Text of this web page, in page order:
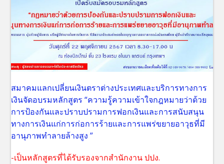
สมาคมแลกเปลี่ยนเงินตราต่างประเทศและบริการทางการ
เงินจัดอบรมหลักสูตร “ความรู้ความเข้าใจกฎหมายว่าด้วย
การป้องกันและปราบปรามการฟอกเงินและการสนับสนุน
ทางการเงินแก่การก่อการร้ายและการแพร่ขยายอาวุธที่มี
อานุภาพทำลายล้างสูง ”
-เป็นหลักสูตรที่ได้รับรองจากสำนักงาน ปปง.